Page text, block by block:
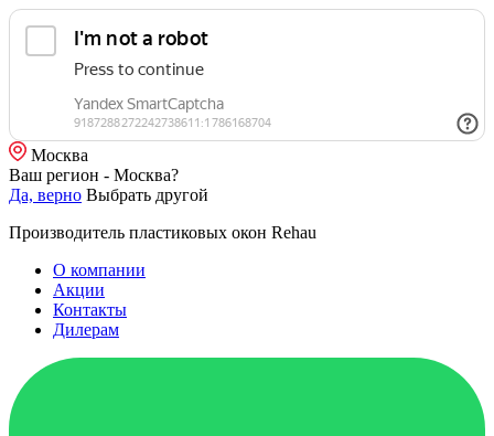
Москва
Ваш регион - Москва?
Да, верно Выбрать другой
Производитель пластиковых окон Rehau
О компании
Акции
Контакты
Дилерам